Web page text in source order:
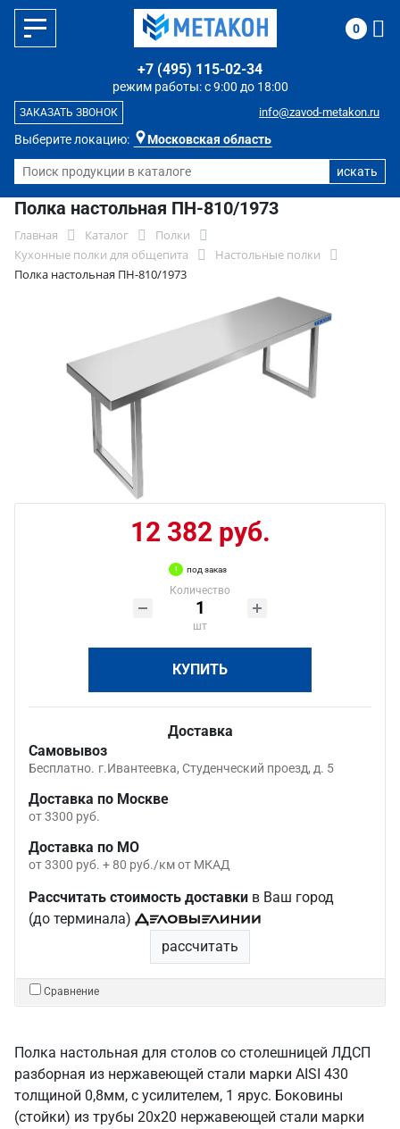
Выберите локацию: Московская область
режим работы: с 9:00 до 18:00
+7 (495) 115-02-34
info@zavod-metakon.ru
ЗАКАЗАТЬ ЗВОНОК
0
Полка настольная ПН-810/1973
Главная Каталог
Полки
Кухонные полки для общепита
Настольные полки
Полка настольная ПН-810/1973
12 382 руб.
под заказ
Количество
шт
КУПИТЬ
Доставка
Самовывоз
Бесплатно. г.Ивантеевка, Студенческий проезд, д. 5
Доставка по Москве
от 3300 руб.
Доставка по МО
от 3300 руб. + 80 руб./км от МКАД
Рассчитать стоимость доставки в Ваш город
(до терминала)
рассчитать
Сравнение
Полка настольная для столов со столешницей ЛДСП
разборная из нержавеющей стали марки AISI 430
толщиной 0,8мм, с усилителем, 1 ярус. Боковины
(стойки) из трубы 20х20 нержавеющей стали марки